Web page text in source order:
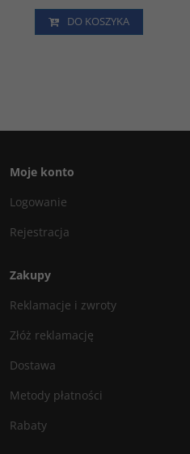
DO KOSZYKA
Moje konto
Logowanie
Rejestracja
Zakupy
Reklamacje i zwroty
Złóż reklamację
Dostawa
Metody płatności
Rabaty